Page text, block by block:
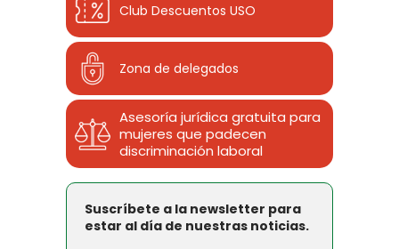
Club Descuentos USO
Zona de delegados
Asesoría jurídica gratuita para
mujeres que padecen
discriminación laboral
Suscríbete a la newsletter para
estar al día de nuestras noticias.